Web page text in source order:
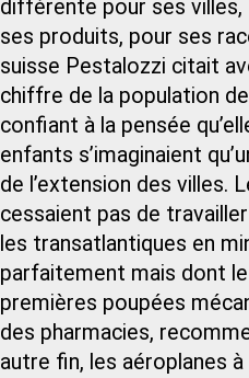
différente pour ses villes,
ses produits, pour ses
suisse Pestalozzi citait
chiffre de la population
confiant à la pensée
enfants s’imaginaient
de l’extension des villes.
cessaient pas de
les transatlantiques en
parfaitement mais dont
premières poupées
des pharmacies,
autre fin, les aéroplanes